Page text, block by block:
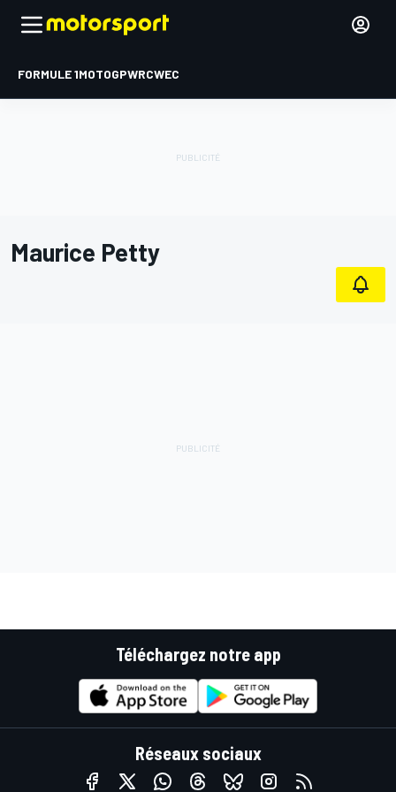
FORMULE 1MOTOGPWRCWEC
Maurice Petty
Téléchargez notre app
Réseaux sociaux